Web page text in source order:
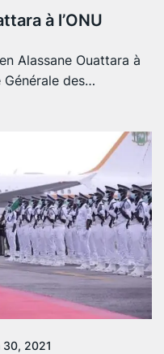
à l’ONU
Alassane Ouattara à
Générale des…
30, 2021